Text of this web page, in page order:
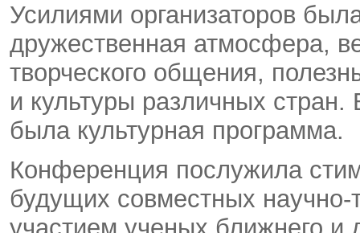
Усилиями организаторов
дружественная атмосфера,
творческого общения,
и культуры различных
была культурная программа.
Конференция послужила
будущих совместных научно-